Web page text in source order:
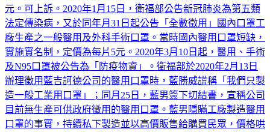
元。可上訴。2020年1月15日，衛福部公告新冠肺炎為第五類
法定傳染病，又於同年月31日起公告「全數徵用」國內口罩工
廠生產之一般醫用及外科手術口罩。當時國內醫用口罩短缺，
實施實名制，定價為每片5元。2020年3月10日起，醫用、手術
及N95口罩被公告為「防疫物資」。衛福部於2020年2月13日
辦理徵用藍吉訶德公司的醫用口罩時，藍勝威謊稱「我們只製
造一般工業用口罩」；同月25日，藍男簽下切結書，宣稱公司
目前無生產可供政府徵用的醫用口罩。藍男隱瞞工廠製造醫用
口罩的事實，持續私下製造並以高價販售給購買民眾，價格哄